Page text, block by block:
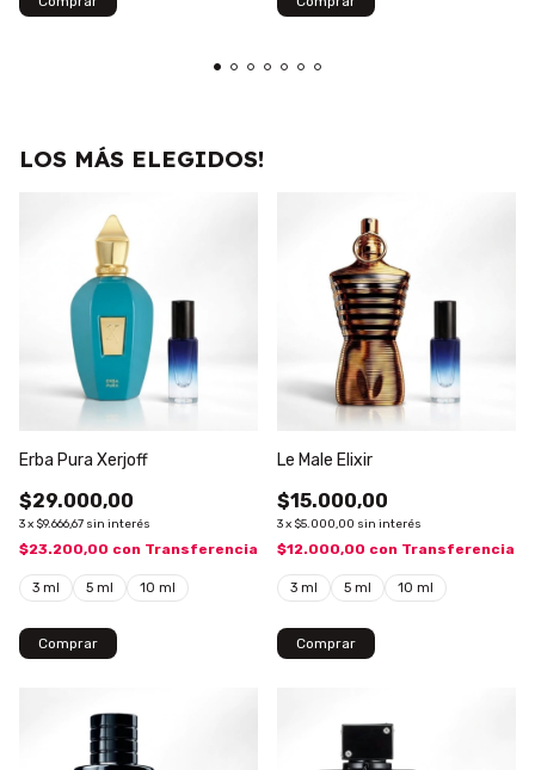
LOS MÁS ELEGIDOS!
Erba Pura Xerjoff
$29.000,00
3x $9.666,67 sin interés
$23.200,00 con Transferencia
3 ml 5 ml 10 ml
Comprar
Le Male Elixir
$15.000,00
3x $5.000,00 sin interés
$12.000,00 con Transferencia
3 ml 5 ml 10 ml
Comprar